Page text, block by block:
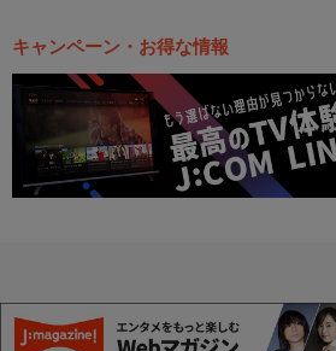
キャンペーン・お得な情報